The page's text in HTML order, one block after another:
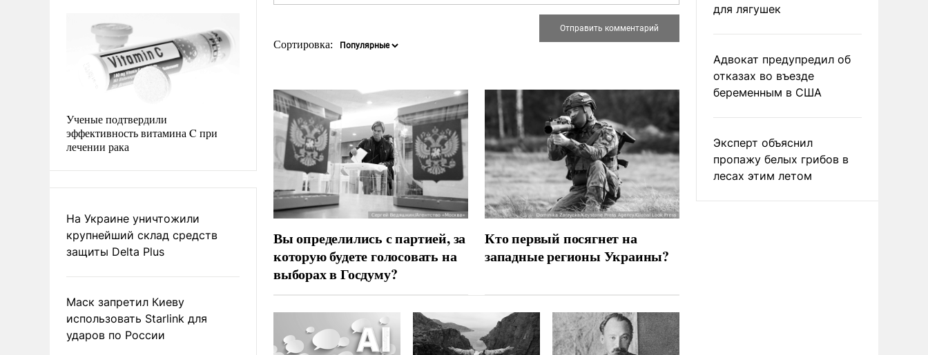
Ученые подтвердили
эффективность витамина C при
лечении рака
На Украине уничтожили
крупнейший склад средств
защиты Delta Plus
Маск запретил Киеву
использовать Starlink для
ударов по России
Сортировка:
Вы определились с партией, за
которую будете голосовать на
выборах в Госдуму?
Кто первый посягнет на
западные регионы Украины?
для лягушек
Адвокат предупредил об
отказах во въезде
беременным в США
Эксперт объяснил
пропажу белых грибов в
лесах этим летом